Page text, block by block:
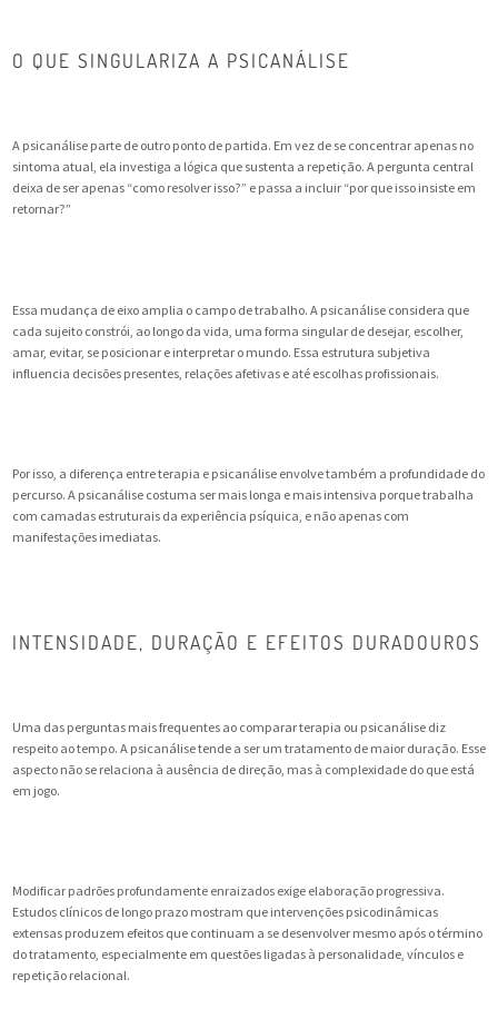
O QUE SINGULARIZA A PSICANÁLISE
A psicanálise parte de outro ponto de partida. Em vez de se concentrar apenas no
sintoma atual, ela investiga a lógica que sustenta a repetição. A pergunta central
deixa de ser apenas “como resolver isso?” e passa a incluir “por que isso insiste em
retornar?”
Essa mudança de eixo amplia o campo de trabalho. A psicanálise considera que
cada sujeito constrói, ao longo da vida, uma forma singular de desejar, escolher,
amar, evitar, se posicionar e interpretar o mundo. Essa estrutura subjetiva
influencia decisões presentes, relações afetivas e até escolhas profissionais.
Por isso, a diferença entre terapia e psicanálise envolve também a profundidade do
percurso. A psicanálise costuma ser mais longa e mais intensiva porque trabalha
com camadas estruturais da experiência psíquica, e não apenas com
manifestações imediatas.
INTENSIDADE, DURAÇÃO E EFEITOS DURADOUROS
Uma das perguntas mais frequentes ao comparar terapia ou psicanálise diz
respeito ao tempo. A psicanálise tende a ser um tratamento de maior duração. Esse
aspecto não se relaciona à ausência de direção, mas à complexidade do que está
em jogo.
Modificar padrões profundamente enraizados exige elaboração progressiva.
Estudos clínicos de longo prazo mostram que intervenções psicodinâmicas
extensas produzem efeitos que continuam a se desenvolver mesmo após o término
do tratamento, especialmente em questões ligadas à personalidade, vínculos e
repetição relacional.